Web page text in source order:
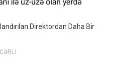
Direktordan Daha Bir